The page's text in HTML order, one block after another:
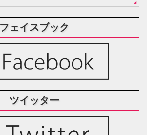
フェイスブック
ツイッター